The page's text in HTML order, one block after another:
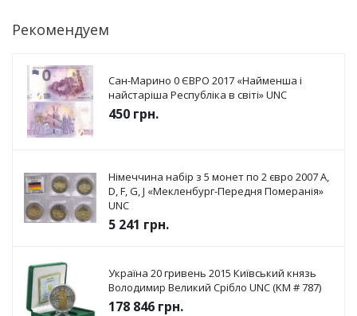
Рекомендуем
Сан-Марино 0 ЄВРО 2017 «Найменша і
найстаріша Республіка в світі» UNC
450 грн.
Німеччина набір з 5 монет по 2 євро 2007 A,
D, F, G, J «Мекленбург-Передня Померанія»
UNC
5 241 грн.
Україна 20 гривень 2015 Київський князь
Володимир Великий Срібло UNC (KM # 787)
178 846 грн.